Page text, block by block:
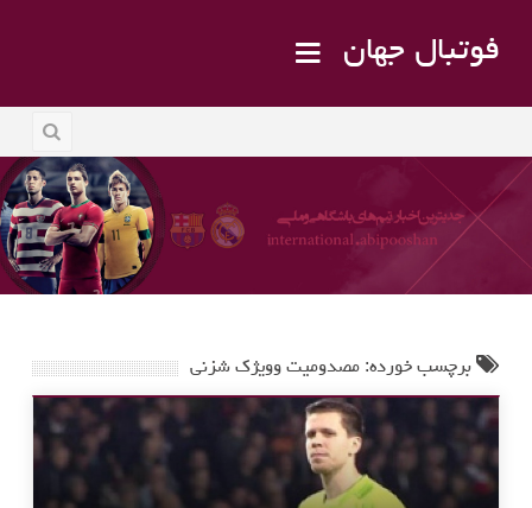
فوتبال جهان
برچسب خورده: مصدومیت وویژک شزنی